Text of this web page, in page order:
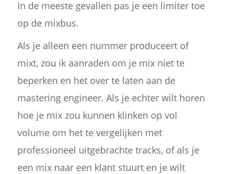
In de meeste gevallen pas je een limiter toe
op de mixbus.
Als je alleen een nummer produceert of
mixt, zou ik aanraden om je mix niet te
beperken en het over te laten aan de
mastering engineer. Als je echter wilt horen
hoe je mix zou kunnen klinken op vol
volume om het te vergelijken met
professioneel uitgebrachte tracks, of als je
een mix naar een klant stuurt en je wilt